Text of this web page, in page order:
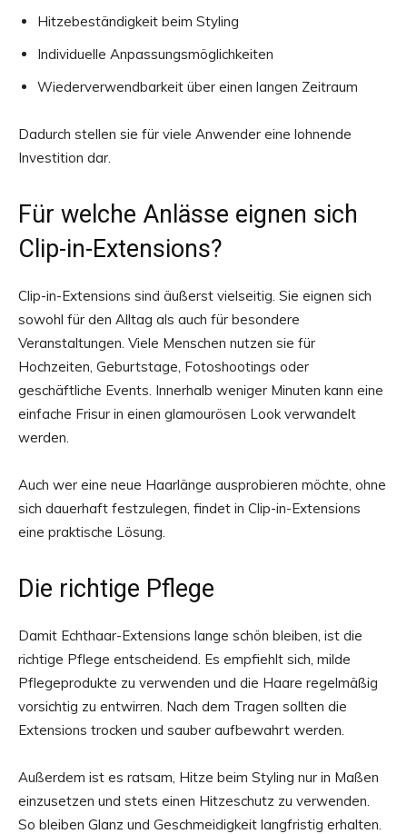
Hitzebeständigkeit beim Styling
Individuelle Anpassungsmöglichkeiten
Wiederverwendbarkeit über einen langen Zeitraum
Dadurch stellen sie für viele Anwender eine lohnende
Investition dar.
Für welche Anlässe eignen sich
Clip-in-Extensions?
Clip-in-Extensions sind äußerst vielseitig. Sie eignen sich
sowohl für den Alltag als auch für besondere
Veranstaltungen. Viele Menschen nutzen sie für
Hochzeiten, Geburtstage, Fotoshootings oder
geschäftliche Events. Innerhalb weniger Minuten kann eine
einfache Frisur in einen glamourösen Look verwandelt
werden.
Auch wer eine neue Haarlänge ausprobieren möchte, ohne
sich dauerhaft festzulegen, findet in Clip-in-Extensions
eine praktische Lösung.
Die richtige Pflege
Damit Echthaar-Extensions lange schön bleiben, ist die
richtige Pflege entscheidend. Es empfiehlt sich, milde
Pflegeprodukte zu verwenden und die Haare regelmäßig
vorsichtig zu entwirren. Nach dem Tragen sollten die
Extensions trocken und sauber aufbewahrt werden.
Außerdem ist es ratsam, Hitze beim Styling nur in Maßen
einzusetzen und stets einen Hitzeschutz zu verwenden.
So bleiben Glanz und Geschmeidigkeit langfristig erhalten.